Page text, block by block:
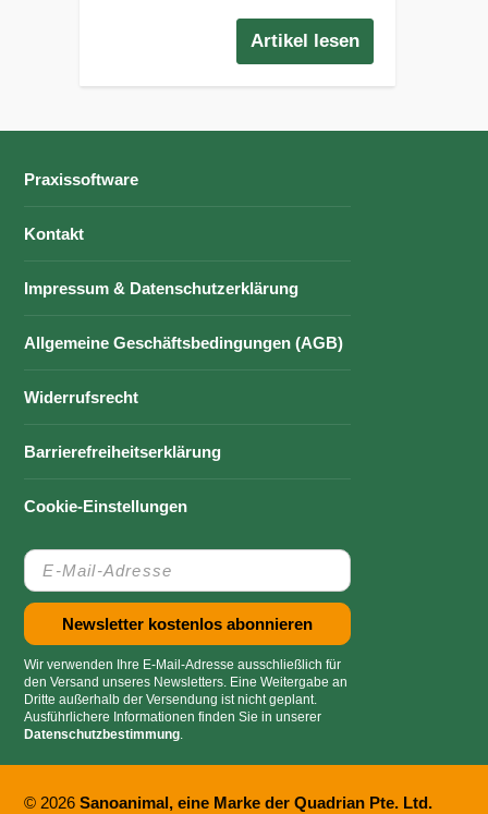
Artikel lesen
Praxissoftware
Kontakt
Impressum & Datenschutzerklärung
Allgemeine Geschäftsbedingungen (AGB)
Widerrufsrecht
Barrierefreiheitserklärung
Cookie-Einstellungen
Wir verwenden Ihre E-Mail-Adresse ausschließlich für
den Versand unseres Newsletters. Eine Weitergabe an
Dritte außerhalb der Versendung ist nicht geplant.
Ausführlichere Informationen finden Sie in unserer
Datenschutzbestimmung.
© 2026Sanoanimal, eine Marke der Quadrian Pte. Ltd.